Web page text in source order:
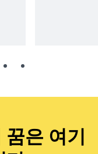
꿈은 여기